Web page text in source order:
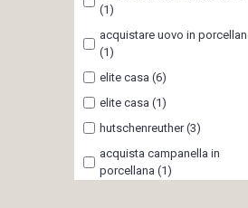
(1)
acquistare uovo in
(1)
elite casa (6)
elite casa (1)
hutschenreuther (3)
acquista campanella in
porcellana (1)